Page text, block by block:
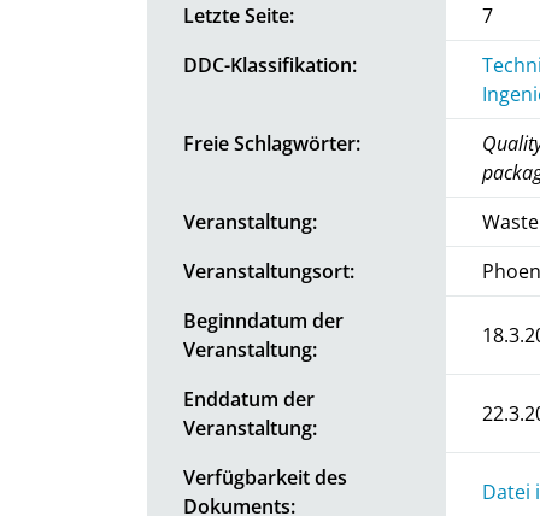
Letzte Seite:
7
DDC-Klassifikation:
Freie Schlagwörter:
Veranstaltung:
Veranstaltungsort:
Beginndatum der
Veranstaltung:
Enddatum der
Veranstaltung:
Verfügbarkeit des
Dokuments:
Datei